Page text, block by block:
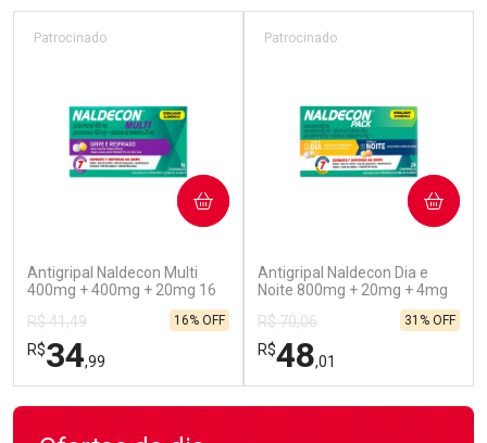
Antigripal Naldecon Multi
400mg + 400mg + 20mg 16
Patrocinado
R$ 41,49
R$34,99
16% OFF
COMPRAR
Antigripal Naldecon Dia e
Noite 800mg + 20mg + 4mg
Patrocinado
R$ 70,06
R$48,01
31% OFF
COMPRAR